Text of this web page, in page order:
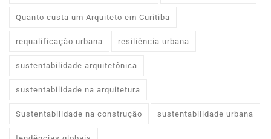
Quanto custa um Arquiteto em Curitiba
requalificação urbana resiliência urbana
sustentabilidade arquitetônica
sustentabilidade na arquitetura
Sustentabilidade na construção sustentabilidade urbana